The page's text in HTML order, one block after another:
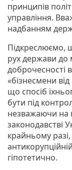
принципів
управління.
надбанням
Підкреслюємо,
рух держави до
доброчесності
«бізнесмени
що спосіб
бути під
незважаючи на
законодавстві
крайньому
гіпотетично.